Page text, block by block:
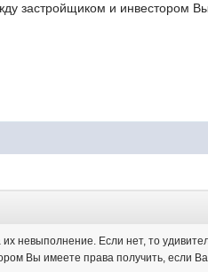
застройщиком и инвестором
невыполнение. Если нет, то
Вы имеете права получить, если